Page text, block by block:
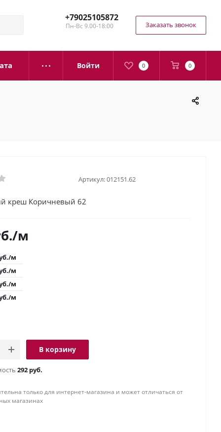
+79025105872
Пн-Вс 9.00-18:00 Заказать звонок
0 0
Войти
Артикул:012151.62
креш Коричневый 62
/м
/м
/м
/м
/м
В корзину
292 руб.
только для интернет-магазина и может отличаться от
магазинах